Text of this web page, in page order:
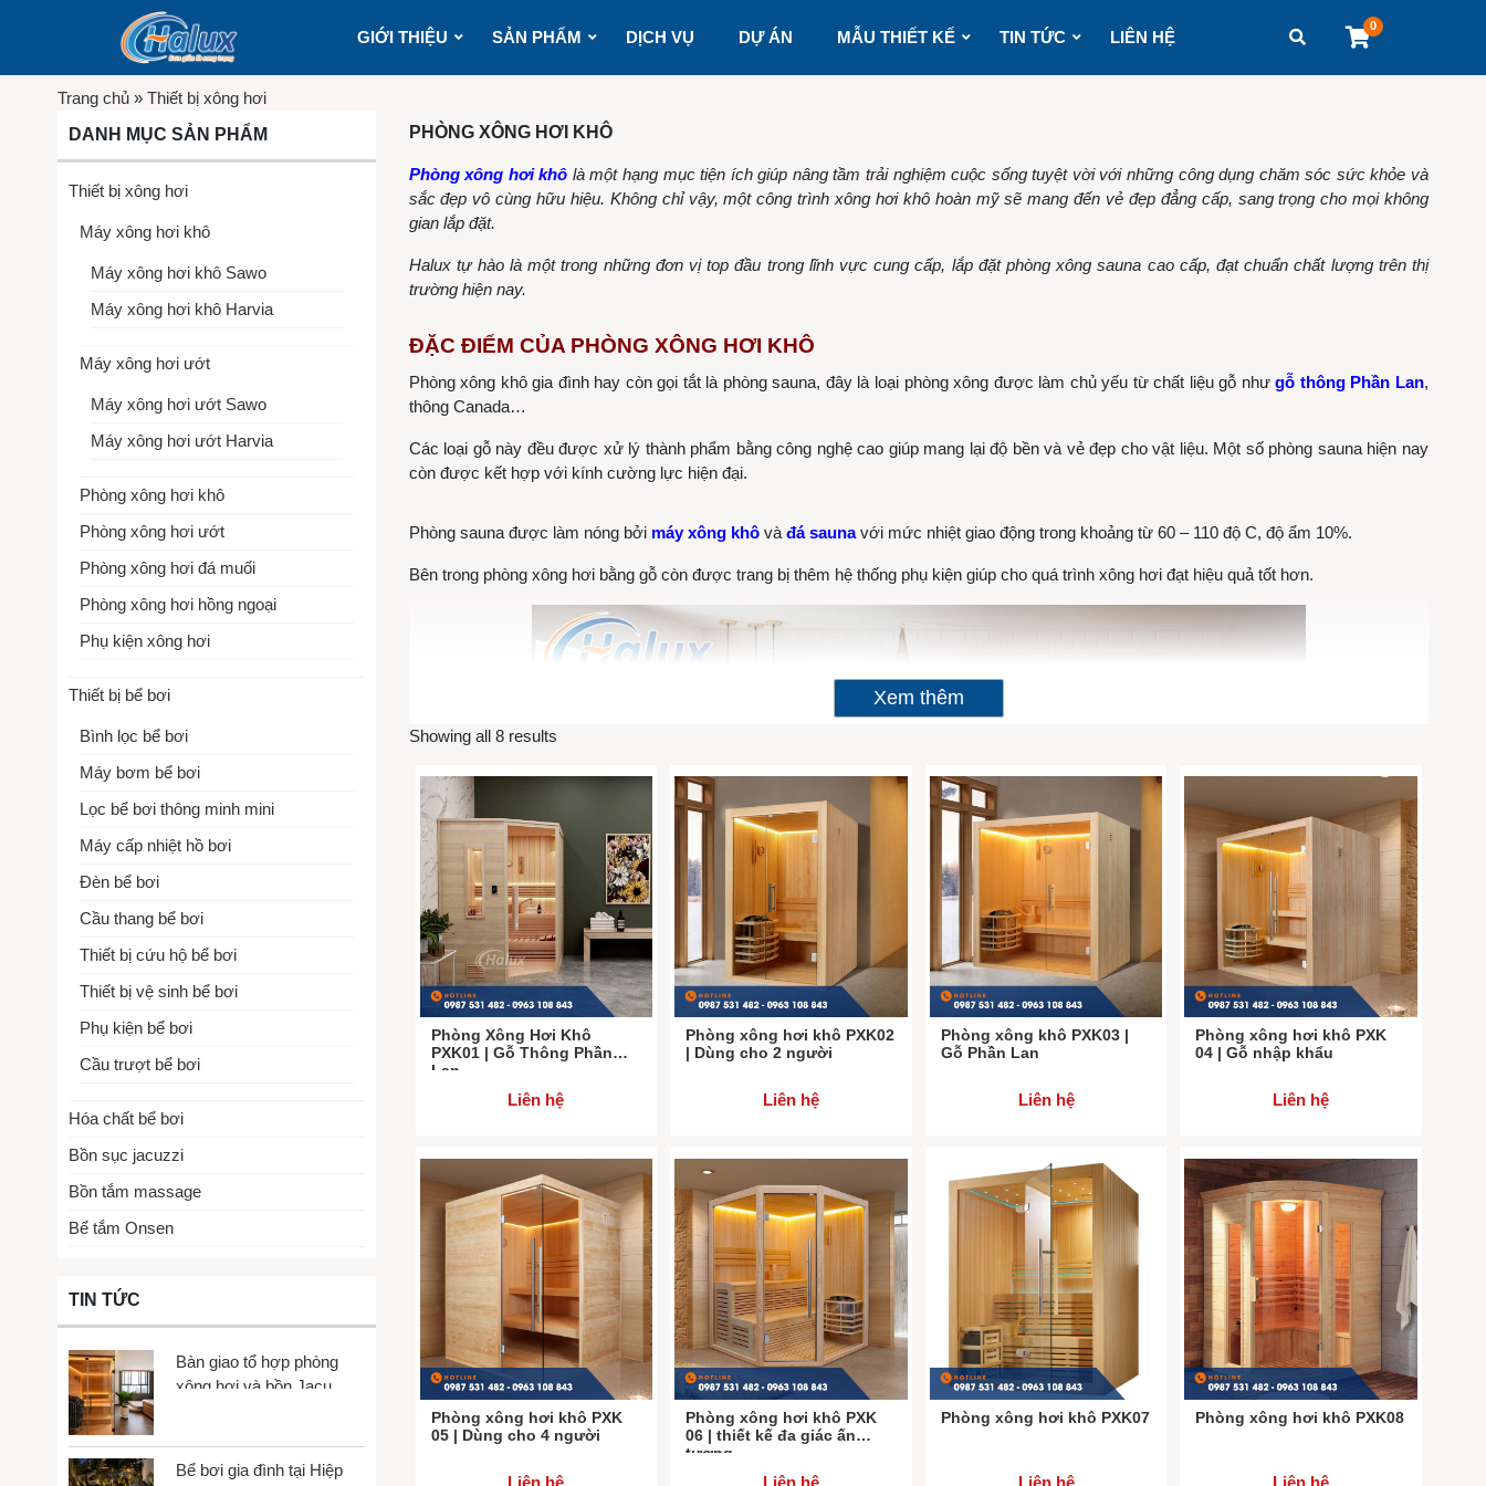
GIỚI THIỆU SẢN PHẨM DỊCH VỤ DỰ ÁN MẪU THIẾT KẾ TIN TỨC LIÊN HỆ
0
Trang chủ » Thiết bị xông hơi
DANH MỤC SẢN PHẨM
Thiết bị xông hơi
Máy xông hơi khô
Máy xông hơi khô Sawo
Máy xông hơi khô Harvia
Máy xông hơi ướt
Máy xông hơi ướt Sawo
Máy xông hơi ướt Harvia
Phòng xông hơi khô
Phòng xông hơi ướt
Phòng xông hơi đá muối
Phòng xông hơi hồng ngoại
Phụ kiện xông hơi
Thiết bị bể bơi
Bình lọc bể bơi
Máy bơm bể bơi
Lọc bể bơi thông minh mini
Máy cấp nhiệt hồ bơi
Đèn bể bơi
Cầu thang bể bơi
Thiết bị cứu hộ bể bơi
Thiết bị vệ sinh bể bơi
Phụ kiện bể bơi
Cầu trượt bể bơi
Hóa chất bể bơi
Bồn sục jacuzzi
Bồn tắm massage
Bể tắm Onsen
TIN TỨC
Bàn giao tổ hợp phòng
xông hơi và bồn Jacuzzi
Bể bơi gia đình tại Hiệp
PHÒNG XÔNG HƠI KHÔ
Phòng xông hơi khô là một hạng mục tiện ích giúp nâng tầm trải nghiệm cuộc sống tuyệt vời với những công dụng chăm sóc sức khỏe và
sắc đẹp vô cùng hữu hiệu. Không chỉ vậy, một công trình xông hơi khô hoàn mỹ sẽ mang đến vẻ đẹp đẳng cấp, sang trọng cho mọi không
gian lắp đặt.
Halux tự hào là một trong những đơn vị top đầu trong lĩnh vực cung cấp, lắp đặt phòng xông sauna cao cấp, đạt chuẩn chất lượng trên thị
trường hiện nay.
ĐẶC ĐIỂM CỦA PHÒNG XÔNG HƠI KHÔ
Phòng xông khô gia đình hay còn gọi tắt là phòng sauna, đây là loại phòng xông được làm chủ yếu từ chất liệu gỗ nhưgỗ thông Phần Lan,
thông Canada…
Các loại gỗ này đều được xử lý thành phẩm bằng công nghệ cao giúp mang lại độ bền và vẻ đẹp cho vật liệu. Một số phòng sauna hiện nay
còn được kết hợp với kính cường lực hiện đại.
Phòng sauna được làm nóng bởi máy xông khôvà đá saunavới mức nhiệt giao động trong khoảng từ 60 – 110 độ C, độ ẩm 10%.
Bên trong phòng xông hơi bằng gỗ còn được trang bị thêm hệ thống phụ kiện giúp cho quá trình xông hơi đạt hiệu quả tốt hơn.
Phòng xông hơi khô Halux
CẤU TẠO CỦA PHÒNG XÔNG HƠI KHÔ
Một phòng xông khô hoàn chỉnh sẽ bao gồm những bộ phận sau:
❶ Khung dựng phòng: được làm chủ yếu từ chất liệu gỗ cao cấp
❷ Máy xông hơi khô
❸ Hệ thống trang thiết bị phụ kiện
▶ Đá Sauna.
▶ Xô, gáo gỗ.
▶ Đồng hồ ẩm kế, nhiệt kế.
▶ Đồng hồ cát.
CÁC LOẠI PHÒNG XÔNG HƠI KHÔ TẠI HALUX
Phòng xông hơi sauna được chia làm 3 loại như sau:
✴ Phân loại phòng xông khô
▶ Phòng xông khô sauna
Xem thêm
Showing all 8 results
Phòng Xông Hơi Khô
PXK01 | Gỗ Thông Phần
Lan
Liên hệ
Phòng xông hơi khô PXK02
| Dùng cho 2 người
Liên hệ
Phòng xông khô PXK03 |
Gỗ Phần Lan
Liên hệ
Phòng xông hơi khô PXK
04 | Gỗ nhập khẩu
Liên hệ
Phòng xông hơi khô PXK
05 | Dùng cho 4 người
Liên hệ
Phòng xông hơi khô PXK
06 | thiết kế đa giác ấn
tượng
Liên hệ
Phòng xông hơi khô PXK07
Liên hệ
Phòng xông hơi khô PXK08
Liên hệ